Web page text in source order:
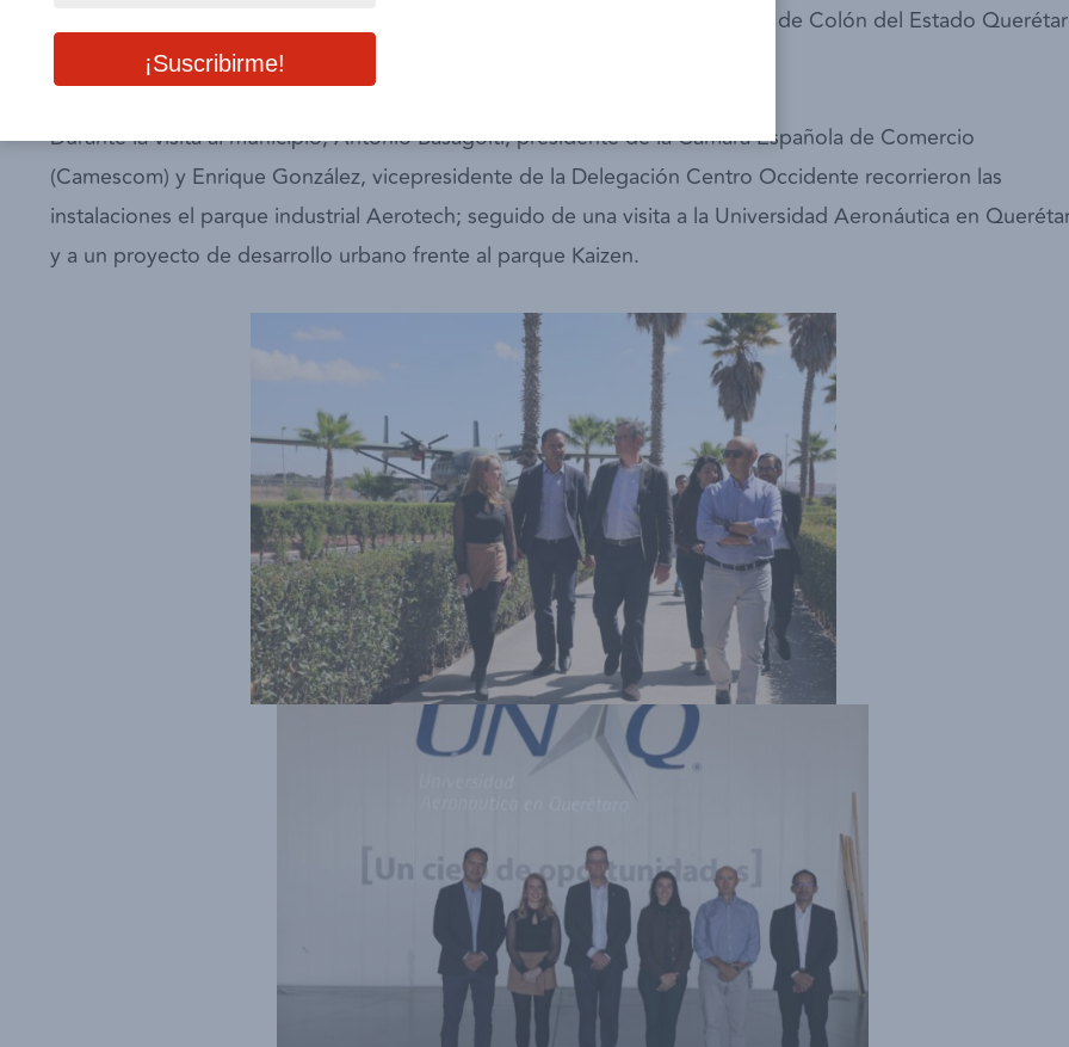
Occidente realizamos un recorrido con diversas actividades en el Municipio de Colón del Estado
en compañía del presidente municipal Manuel Montes Hernández.
Durante la visita al municipio, Antonio Basagoiti, presidente de la Cámara Española de Comercio
(Camescom) y Enrique González, vicepresidente de la Delegación Centro Occidente recorrieron las
instalaciones el parque industrial Aerotech; seguido de una visita a la Universidad Aeronáutica en
y a un proyecto de desarrollo urbano frente al parque Kaizen.